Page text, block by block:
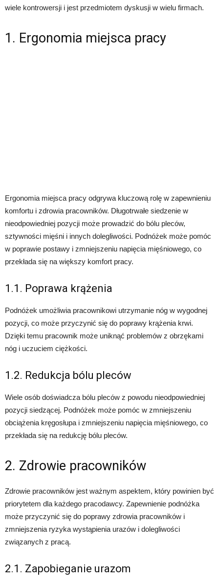
wiele kontrowersji i jest przedmiotem dyskusji w wielu firmach.
1. Ergonomia miejsca pracy
Ergonomia miejsca pracy odgrywa kluczową rolę w zapewnieniu
komfortu i zdrowia pracowników. Długotrwałe siedzenie w
nieodpowiedniej pozycji może prowadzić do bólu pleców,
sztywności mięśni i innych dolegliwości. Podnóżek może pomóc
w poprawie postawy i zmniejszeniu napięcia mięśniowego, co
przekłada się na większy komfort pracy.
1.1. Poprawa krążenia
Podnóżek umożliwia pracownikowi utrzymanie nóg w wygodnej
pozycji, co może przyczynić się do poprawy krążenia krwi.
Dzięki temu pracownik może uniknąć problemów z obrzękami
nóg i uczuciem ciężkości.
1.2. Redukcja bólu pleców
Wiele osób doświadcza bólu pleców z powodu nieodpowiedniej
pozycji siedzącej. Podnóżek może pomóc w zmniejszeniu
obciążenia kręgosłupa i zmniejszeniu napięcia mięśniowego, co
przekłada się na redukcję bólu pleców.
2. Zdrowie pracowników
Zdrowie pracowników jest ważnym aspektem, który powinien być
priorytetem dla każdego pracodawcy. Zapewnienie podnóżka
może przyczynić się do poprawy zdrowia pracowników i
zmniejszenia ryzyka wystąpienia urazów i dolegliwości
związanych z pracą.
2.1. Zapobieganie urazom